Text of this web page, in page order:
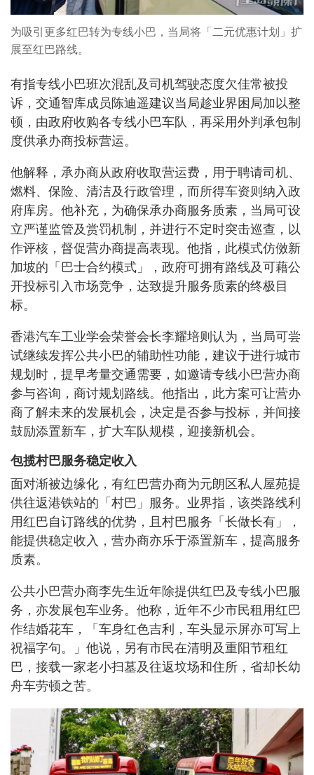
为吸引更多红巴转为专线小巴，当局将「二元优惠计划」扩
展至红巴路线。
有指专线小巴班次混乱及司机驾驶态度欠佳常被投
诉，交通智库成员陈迪遥建议当局趁业界困局加以整
顿，由政府收购各专线小巴车队，再采用外判承包制
度供承办商投标营运。
他解释，承办商从政府收取营运费，用于聘请司机、
燃料、保险、清洁及行政管理，而所得车资则纳入政
府库房。他补充，为确保承办商服务质素，当局可设
立严谨监管及赏罚机制，并进行不定时突击巡查，以
作评核，督促营办商提高表现。他指，此模式仿傚新
加坡的「巴士合约模式」，政府可拥有路线及可藉公
开投标引入市场竞争，达致提升服务质素的终极目
标。
香港汽车工业学会荣誉会长李耀培则认为，当局可尝
试继续发挥公共小巴的辅助性功能，建议于进行城市
规划时，提早考量交通需要，如邀请专线小巴营办商
参与咨询，商讨规划路线。他指出，此方案可让营办
商了解未来的发展机会，决定是否参与投标，并间接
鼓励添置新车，扩大车队规模，迎接新机会。
包揽村巴服务稳定收入
面对渐被边缘化，有红巴营办商为元朗区私人屋苑提
供往返港铁站的「村巴」服务。业界指，该类路线利
用红巴自订路线的优势，且村巴服务「长做长有」，
能提供稳定收入，营办商亦乐于添置新车，提高服务
质素。
公共小巴营办商李先生近年除提供红巴及专线小巴服
务，亦发展包车业务。他称，近年不少市民租用红巴
作结婚花车，「车身红色吉利，车头显示屏亦可写上
祝福字句。」他说，另有市民在清明及重阳节租红
巴，接载一家老小扫墓及往返坟场和住所，省却长幼
舟车劳顿之苦。